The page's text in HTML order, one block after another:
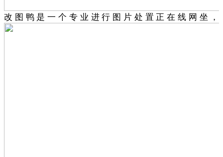
改图鸭是一个专业进行图片处置正在线网坐，